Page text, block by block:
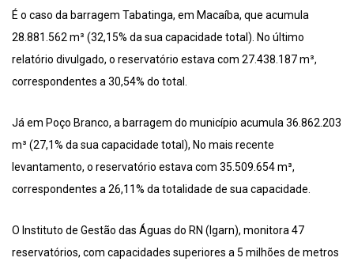
É o caso da barragem Tabatinga, em Macaíba, que acumula
28.881.562 m³ (32,15% da sua capacidade total). No último
relatório divulgado, o reservatório estava com 27.438.187 m³,
correspondentes a 30,54% do total.
Já em Poço Branco, a barragem do município acumula 36.862.203
m³ (27,1% da sua capacidade total), No mais recente
levantamento, o reservatório estava com 35.509.654 m³,
correspondentes a 26,11% da totalidade de sua capacidade.
O Instituto de Gestão das Águas do RN (Igarn), monitora 47
reservatórios, com capacidades superiores a 5 milhões de metros